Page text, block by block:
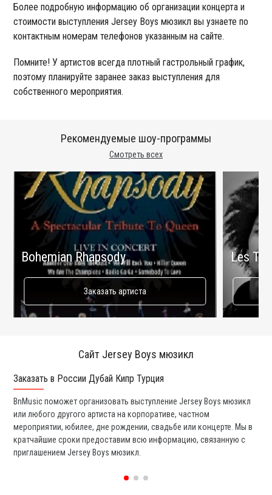
Более подробную информацию об организации концерта и
стоимости выступления Jersey Boys мюзикл вы узнаете по
контактным номерам телефонов указанным на сайте.
Помните! У артистов всегда плотный гастрольный график,
поэтому планируйте заранее заказ выступления для
собственного мероприятия.
Смотреть всех
Рекомендуемые шоу-программы
Bohemian Rhapsody
Заказать артиста
Les
Сайт Jersey Boys мюзикл
Заказать в России Дубай Кипр Турция
BnMusic поможет организовать выступление Jersey Boys мюзикл
или любого другого артиста на корпоративе, частном
мероприятии, юбилее, дне рождении, свадьбе или концерте. Мы в
кратчайшие сроки предоставим всю информацию, связанную с
приглашением Jersey Boys мюзикл.